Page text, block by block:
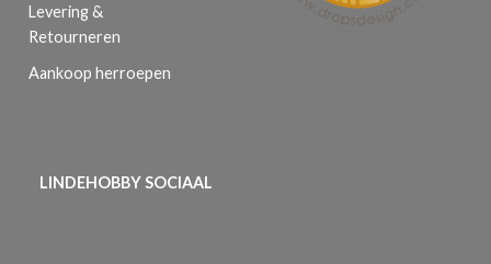
Levering &
Retourneren
Aankoop herroepen
LINDEHOBBY SOCIAAL